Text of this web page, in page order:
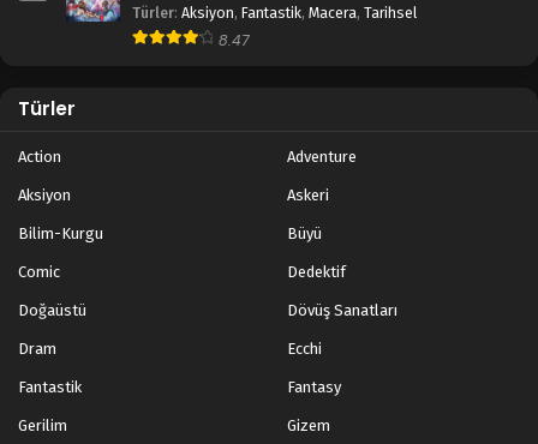
Türler: Aksiyon, Fantastik, Macera, Tarihsel
8.47
Türler
Action Adventure
Aksiyon Askeri
Bilim-Kurgu Büyü
Comic Dedektif
Doğaüstü Dövüş Sanatları
Dram Ecchi
Fantastik Fantasy
Gerilim Gizem